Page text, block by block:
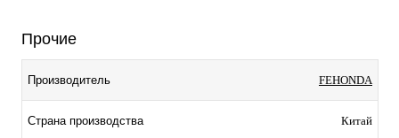
Прочие
Производитель FEHONDA
Страна производства Китай